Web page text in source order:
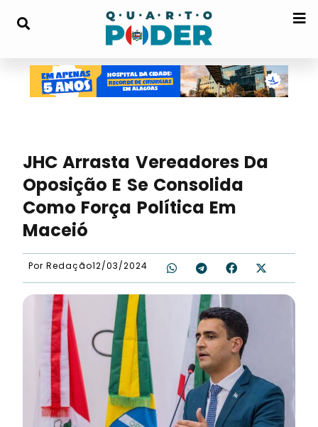
JHC Arrasta Vereadores Da
Oposição E Se Consolida
Como Força Política Em
Maceió
Por Redação12/03/2024